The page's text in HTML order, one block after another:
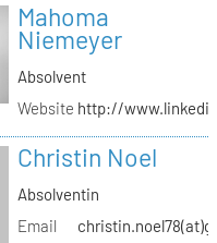
Mahoma
Niemeyer
Absolvent
Website http://
Christin Noel
Absolventin
Email